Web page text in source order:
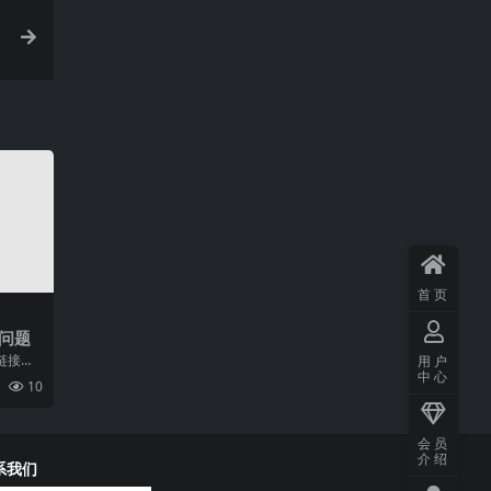
题
接会
... 10
我们
首页
用户
中心
会员
介绍